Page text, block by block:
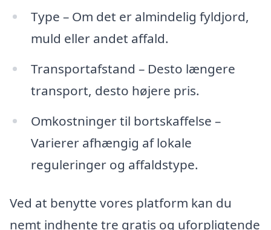
Type – Om det er almindelig fyldjord,
muld eller andet affald.
Transportafstand – Desto længere
transport, desto højere pris.
Omkostninger til bortskaffelse –
Varierer afhængig af lokale
reguleringer og affaldstype.
Ved at benytte vores platform kan du
nemt indhente tre gratis og uforpligtende